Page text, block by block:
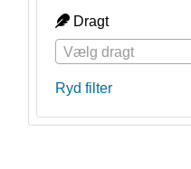
Dragt
Vælg dragt
Ryd filter